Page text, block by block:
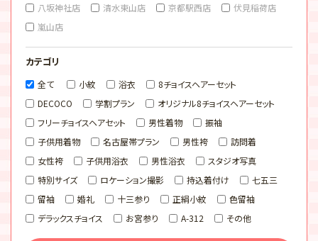
八坂神社店
清水東山店 京都駅西店
伏見稲荷店
嵐山店
カテゴリ
全て 小紋 浴衣
8チョイスヘアーセット
DECOCO
学割プラン
オリジナル8チョイスヘアーセット
フリーチョイスヘアセット
男性着物
振袖
子供用着物
名古屋帯プラン 男性袴
訪問着
女性袴
子供用浴衣 男性浴衣
スタジオ写真
特別サイズ
ロケーション撮影 持込着付け
七五三
留袖
婚礼 十三参り 正絹小紋
色留袖
デラックスチョイス
お宮参り A-312 その他